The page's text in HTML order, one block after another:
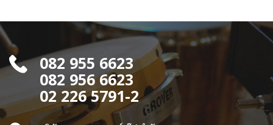
082 955 6623
082 956 6623
02 226 5791-2